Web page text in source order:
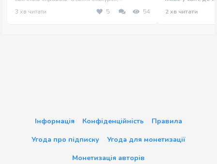
3 хв читати
5 54
2 хв читати
Інформація Конфіденційність
Правила
Угода про підписку
Угода для монетизації
Монетизація авторів